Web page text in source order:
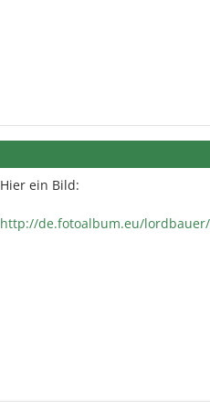
Hier ein Bild:
http://de.fotoalbum.eu/lordbauer/